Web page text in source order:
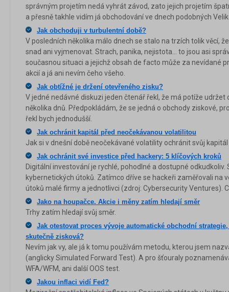
správným projetím nedá vyhrát závod, zato jejich projetím
a přesně takhle vidím já obchodování ve dnech podobných
Jak obchoduji v turbulentní době?
V posledních několika málo dnech se stalo na trzích tolik věcí,
snad ani vyjmenovat. Strach, panika, nejistota... to jsou asi
současnou situaci a jejichž obsah de facto může za nevídané
akcií a já ani nevím čeho všeho.
Jak obtížné je držení otevřeného zisku?
V jedné nedávné diskuzi jeden čtenář řekl, že má potíže udržet
několika dnů. Předpokládám, že se jedná o obchody ziskové,
řekl bych jednodušší.
Jak ochránit kapitál před neočekávanou volatilitou
Jak si v dnešní době neočekávané volatility ochránit svůj
Jak ochránit své investice před hackery: 5 klíčových kroků
Digitální investování je rychlé, pohodlné a dostupné
kybernetických útoků. Zatímco dříve se hackeři zaměřovali na
útoků malé firmy a jednotlivci (zdroj: Cybersecurity Ventures).
Jako na houpačce. Akcie i měny zatím hledají směr
Trhy zatím hledají svůj směr.
Jak otestovat proces vývoje automatické obchodní
skutečně zisková?
Nevím jak vy, ale já k tomu používám metodu, kterou jsem
(anglicky Simulated Forward Test). A pro šťouraly
WFA/WFM, ani další OOS test.
Jakou inflaci vidí Fed?